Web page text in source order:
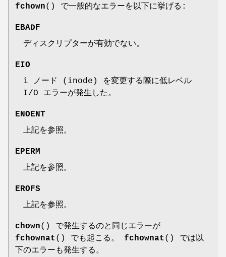
fchown() で一般的なエラーを以下に挙げる:
EBADF
ディスクリプターが有効でない。
EIO
i ノード (inode) を変更する際に低レベル
I/O エラーが発生した。
ENOENT
上記を参照。
EPERM
上記を参照。
EROFS
上記を参照。
chown() で発生するのと同じエラーが
fchownat () でも起こる。 fchownat () では以
下のエラーも発生する。